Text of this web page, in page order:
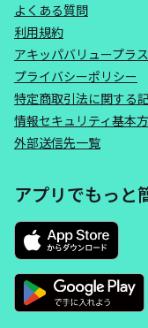
よくある質問
利用規約
アキッパバリュープラ
プライバシーポリシー
特定商取引法に関する
情報セキュリティ基本
外部送信先一覧
アプリでもっと